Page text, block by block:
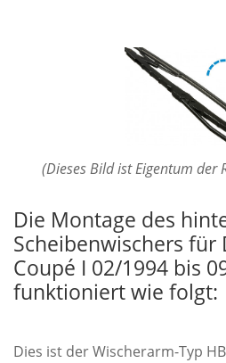
(Dieses Bild ist Eigentum der
Die Montage des
Scheibenwischers für
Coupé I 02/1994 bis
funktioniert wie folgt:
Dies ist der Wischerarm-Typ